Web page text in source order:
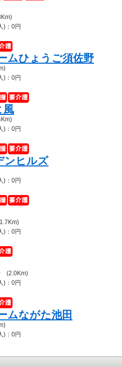
)：0円
ムひょうご須佐野
)：0円
風
)：0円
ンヒルズ
)：0円
)：0円
(2.0Km)
)：0円
ムながた池田
)：0円